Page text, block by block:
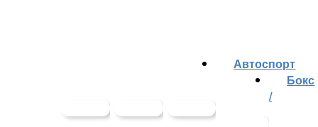
Автоспорт
Бокс
/